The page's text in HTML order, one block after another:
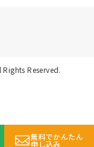
Reserved.
無料でかんたん
申し込み